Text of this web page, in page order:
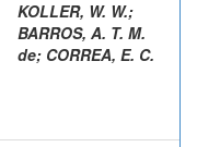
KOLLER, W. W.;
BARROS, A. T. M.
de; CORREA, E. C.